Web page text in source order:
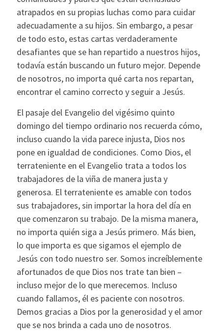
atrapados en su propias luchas como para cuidar
adecuadamente a su hijos. Sin embargo, a pesar
de todo esto, estas cartas verdaderamente
desafiantes que se han repartido a nuestros hijos,
todavía están buscando un futuro mejor. Depende
de nosotros, no importa qué carta nos repartan,
encontrar el camino correcto y seguir a Jesús.
El pasaje del Evangelio del vigésimo quinto
domingo del tiempo ordinario nos recuerda cómo,
incluso cuando la vida parece injusta, Dios nos
pone en igualdad de condiciones. Como Dios, el
terrateniente en el Evangelio trata a todos los
trabajadores de la viña de manera justa y
generosa. El terrateniente es amable con todos
sus trabajadores, sin importar la hora del día en
que comenzaron su trabajo. De la misma manera,
no importa quién siga a Jesús primero. Más bien,
lo que importa es que sigamos el ejemplo de
Jesús con todo nuestro ser. Somos increíblemente
afortunados de que Dios nos trate tan bien –
incluso mejor de lo que merecemos. Incluso
cuando fallamos, él es paciente con nosotros.
Demos gracias a Dios por la generosidad y el amor
que se nos brinda a cada uno de nosotros.